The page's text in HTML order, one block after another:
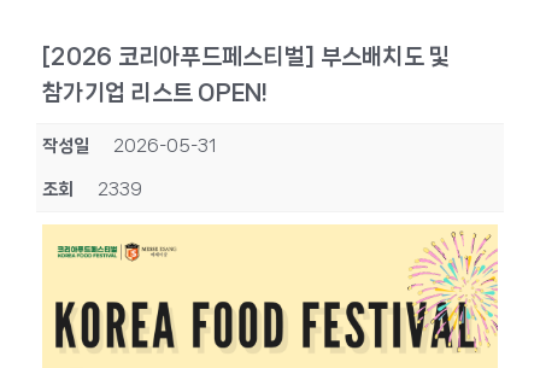
[2026 코리아푸드페스티벌] 부스배치도 및
참가기업 리스트 OPEN!
작성일 2026-05-31
조회 2339